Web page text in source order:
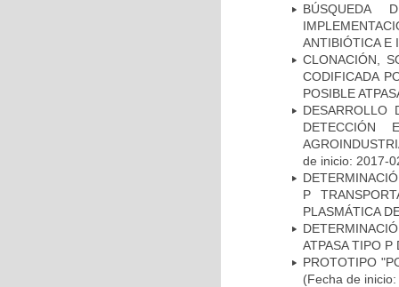
BÚSQUEDA
ANTIBIÓTICA E
CLONACIÓN,
CODIFICADA
POSIBLE
DESARROLLO
DETECCIÓN
de inicio: 2017-
P
PLASMÁTICA
ATPASA TIPO
PROTOTIPO
(Fecha de